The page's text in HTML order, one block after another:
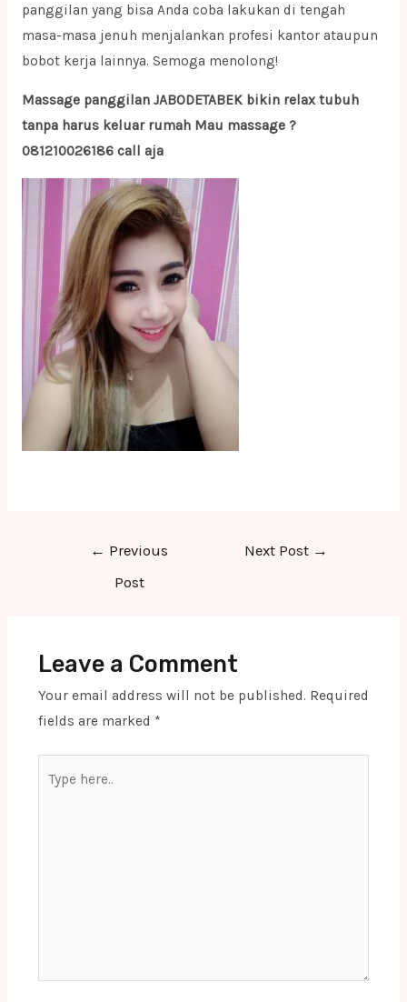
panggilan yang bisa Anda coba lakukan di tengah
masa-masa jenuh menjalankan profesi kantor ataupun
bobot kerja lainnya. Semoga menolong!
Massage panggilan JABODETABEK bikin relax tubuh
tanpa harus keluar rumah Mau massage ?
081210026186 call aja
← Previous
Post
Next Post →
Leave a Comment
Your email address will not be published. Required
fields are marked *
here..